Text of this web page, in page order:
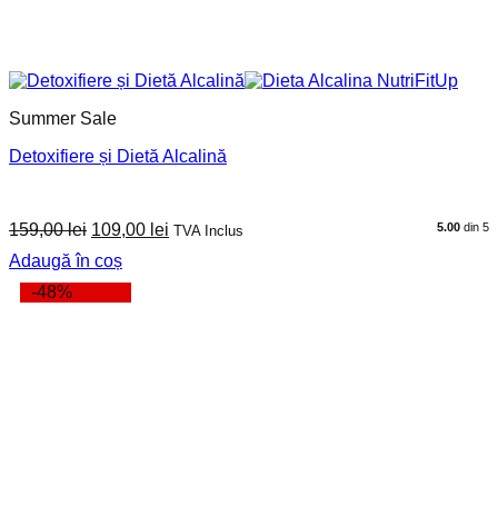
Summer Sale
Detoxifiere și Dietă Alcalină
5.00 din 5
159,00lei Prețul
a
fost:
159,00 lei.
109,00 lei Prețul
TVA Inclus
Adaugă în coș
-48%